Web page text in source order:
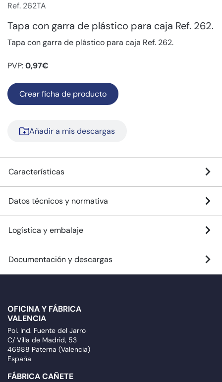
Ref. 262TA
Tapa con garra de plástico para caja Ref. 262.
Tapa con garra de plástico para caja Ref. 262.
PVP:0,97€
Crear ficha de producto
Añadir a mis descargas
Características
Datos técnicos y normativa
Logística y embalaje
Documentación y descargas
OFICINA Y FÁBRICA
VALENCIA
Pol. Ind. Fuente del Jarro
C/ Villa de Madrid, 53
46988 Paterna (Valencia)
España
FÁBRICA CAÑETE